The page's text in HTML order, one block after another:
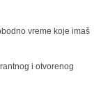
vreme koje imaš
i otvorenog